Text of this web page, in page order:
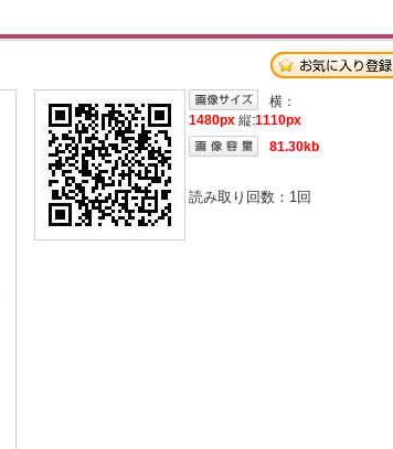
横：
1480px 縦:1110px
81.30kb
読み取り回数： 1回